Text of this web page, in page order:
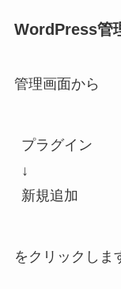
WordPress管
管理画面から
プラグイン
↓
新規追加
をクリックしま